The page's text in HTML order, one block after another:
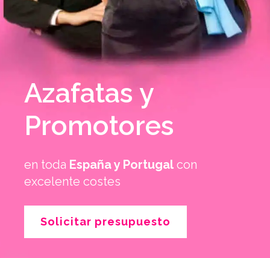
Azafatas y
Promotores
en toda España y Portugal con
excelente costes
Solicitar presupuesto